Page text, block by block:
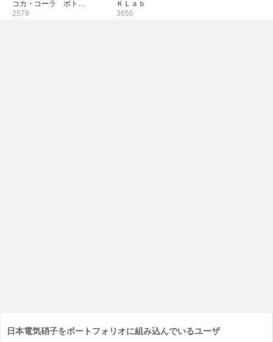
コカ・コーラ ボト…
2579
ＫＬａｂ
3656
日本電気硝子をポートフォリオに組み込んでいるユーザ